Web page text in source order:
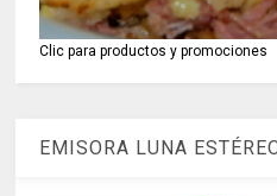
Clic para productos y promociones
EMISORA LUNA